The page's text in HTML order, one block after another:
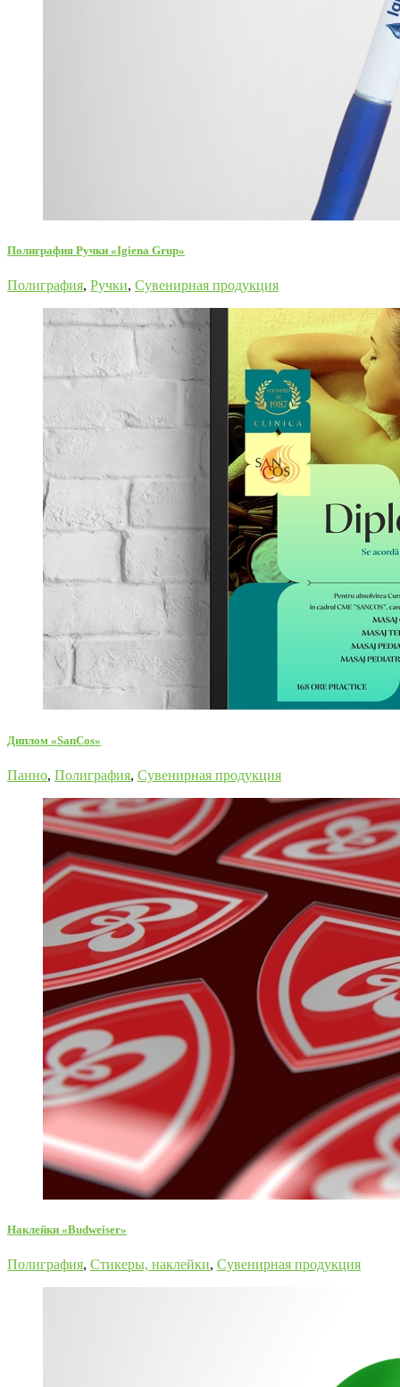
Полиграфия Ручки «Igiena Grup»
Полиграфия, Ручки, Сувенирная продукция
Диплом «SanCos»
Панно, Полиграфия, Сувенирная продукция
Наклейки «Budweiser»
Полиграфия, Стикеры, наклейки, Сувенирная продукция